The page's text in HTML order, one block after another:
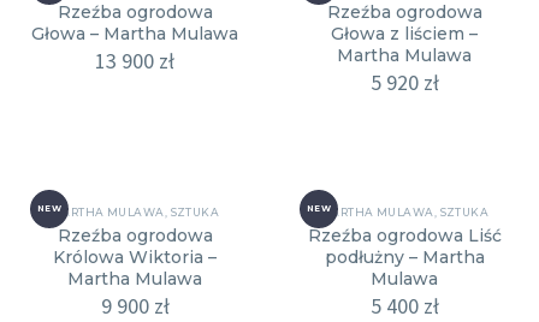
Rzeźba ogrodowa
Głowa – Martha Mulawa
13 900 zł
Rzeźba ogrodowa
Głowa z liściem –
Martha Mulawa
5 920 zł
NEWMARTHA MULAWA SZTUKA
Rzeźba ogrodowa
Królowa Wiktoria –
Martha Mulawa
9 900 zł
NEWMARTHA MULAWA SZTUKA
Rzeźba ogrodowa Liść
podłużny – Martha
Mulawa
5 400 zł